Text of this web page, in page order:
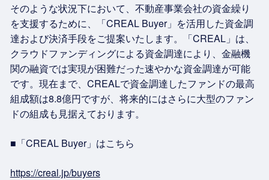
そのような状況下において、不動産事業会社の資金繰り
を支援するために、「CREAL Buyer」を活用した資金調
達および決済手段をご提案いたします。「CREAL」は、
クラウドファンディングによる資金調達により、金融機
関の融資では実現が困難だった速やかな資金調達が可能
です。現在まで、CREALで資金調達したファンドの最高
組成額は8.8億円ですが、将来的にはさらに大型のファン
ドの組成も見据えております。
■「CREAL Buyer」はこちら
https://creal.jp/buyers